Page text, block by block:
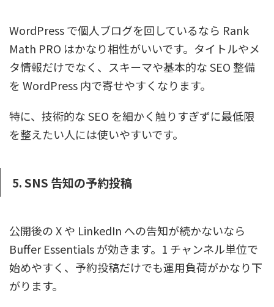
WordPress で個人ブログを回しているなら Rank
Math PRO はかなり相性がいいです。タイトルやメ
タ情報だけでなく、スキーマや基本的な SEO 整備
を WordPress 内で寄せやすくなります。
特に、技術的な SEO を細かく触りすぎずに最低限
を整えたい人には使いやすいです。
5. SNS 告知の予約投稿
公開後の X や LinkedIn への告知が続かないなら
Buffer Essentials が効きます。1 チャンネル単位で
始めやすく、予約投稿だけでも運用負荷がかなり下
がります。